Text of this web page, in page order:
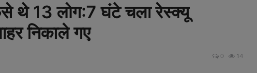
थे 13 लोग:7 घंटे चला रेस्क्यू
निकाले गए
0 14